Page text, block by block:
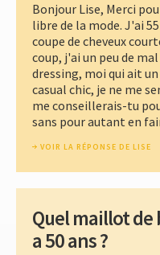
Bonjour Lise, Merci
libre de la mode. J'ai
coupe de cheveux
coup, j'ai un peu de
dressing, moi qui ait
casual chic, je ne me
me conseillerais-tu
sans pour autant en
VOIR LA RÉPONSE DE LISE
Quel maillot
a 50 ans ?